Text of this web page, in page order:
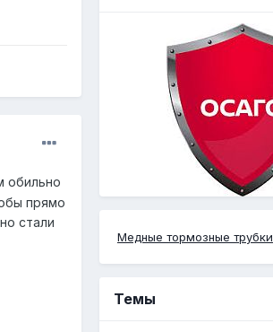
обильно
прямо
стали
Медные тормозные трубки
Темы